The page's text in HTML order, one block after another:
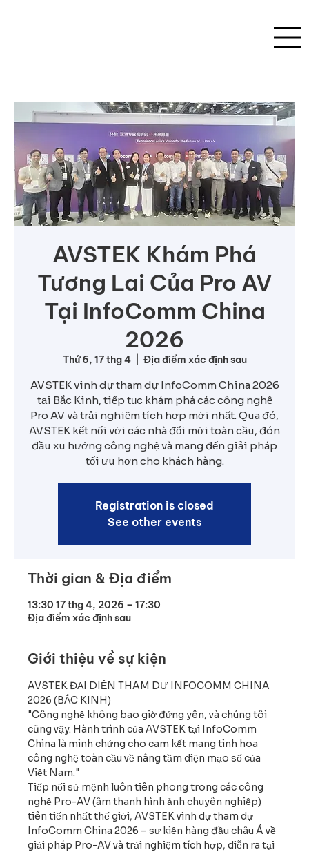
AVSTEK Khám Phá
Tương Lai Của Pro AV
Tại InfoComm China
2026
Thứ 6, 17 thg 4
  |
Địa điểm xác định sau
AVSTEK vinh dự tham dự InfoComm China 2026
tại Bắc Kinh, tiếp tục khám phá các công nghệ
Pro AV và trải nghiệm tích hợp mới nhất. Qua đó,
AVSTEK kết nối với các nhà đổi mới toàn cầu, đón
đầu xu hướng công nghệ và mang đến giải pháp
tối ưu hơn cho khách hàng.
Registration is closed
See other events
Thời gian & Địa điểm
13:30 17 thg 4, 2026 – 17:30
Địa điểm xác định sau
Giới thiệu về sự kiện
AVSTEK ĐẠI DIỆN THAM DỰ INFOCOMM CHINA
2026 (BẮC KINH)
"Công nghệ không bao giờ đứng yên, và chúng tôi
cũng vậy. Hành trình của AVSTEK tại InfoComm
China là minh chứng cho cam kết mang tinh hoa
công nghệ toàn cầu về nâng tầm diện mạo số của
Việt Nam."
Tiếp nối sứ mệnh luôn tiên phong trong các công
nghệ Pro-AV (âm thanh hình ảnh chuyên nghiệp)
tiên tiến nhất thế giới, AVSTEK vinh dự tham dự
InfoComm China 2026 – sự kiện hàng đầu châu Á về
giải pháp Pro-AV và trải nghiệm tích hợp, diễn ra tại